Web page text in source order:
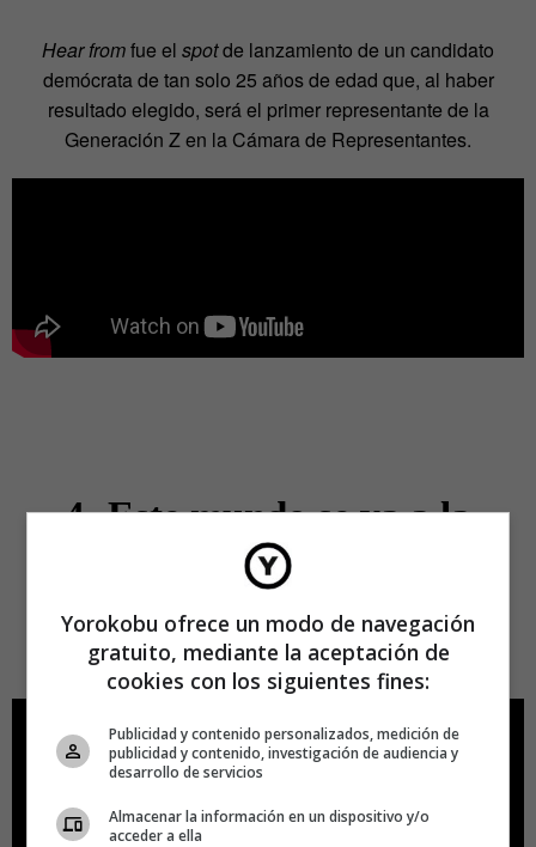
Hear fromfue el spotde lanzamiento de un candidato
demócrata de tan solo 25 años de edad que, al haber
resultado elegido, será el primer representante de la
Generación Z en la Cámara de Representantes.
4.-Este mundo se va a la
mierda
Los muy curiosos e hiperrealistas ecosistemas deLisa
Ericson.
Yorokobu ofrece un modo de navegación
gratuito, mediante la aceptación de
cookies con los siguientes fines:
Publicidad y contenido personalizados, medición de
publicidad y contenido, investigación de audiencia y
desarrollo de servicios
Almacenar la información en un dispositivo y/o
acceder a ella